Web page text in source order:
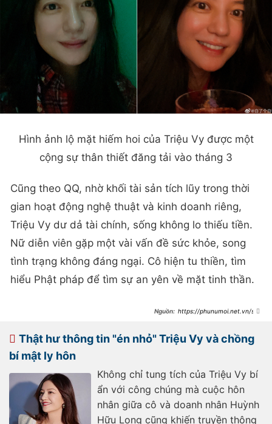
Hình ảnh lộ mặt hiếm hoi của Triệu Vy được một
cộng sự thân thiết đăng tải vào tháng 3
Cũng theo QQ, nhờ khối tài sản tích lũy trong thời
gian hoạt động nghệ thuật và kinh doanh riêng,
Triệu Vy dư dả tài chính, sống không lo thiếu tiền.
Nữ diễn viên gặp một vài vấn đề sức khỏe, song
tình trạng không đáng ngại. Cô hiện tu thiền, tìm
hiểu Phật pháp để tìm sự an yên về mặt tinh thần.
https://phunumoi.net.vn/sau
Thật hư thông tin "én nhỏ" Triệu Vy và chồng
bí mật ly hôn
Không chỉ tung tích của Triệu Vy bí
ẩn với công chúng mà cuộc hôn
nhân giữa cô và doanh nhân Huỳnh
Hữu Long cũng khiến truyền thông